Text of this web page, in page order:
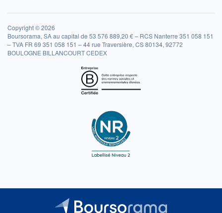
Copyright © 2026
Boursorama, SA au capital de 53 576 889,20 € – RCS Nanterre 351 058 151
– TVA FR 69 351 058 151 – 44 rue Traversière, CS 80134, 92772
BOULOGNE BILLANCOURT CEDEX